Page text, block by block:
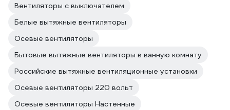
Вентиляторы с выключателем
Белые вытяжные вентиляторы
Осевые вентиляторы
Бытовые вытяжные вентиляторы в ванную комнату
Российские вытяжные вентиляционные установки
Осевые вентиляторы 220 вольт
Осевые вентиляторы Настенные